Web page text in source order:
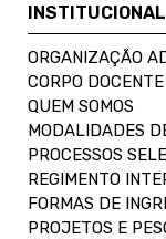
INSTITUCIONAL
ORGANIZAÇÃO
CORPO DOCENTE
QUEM SOMOS
MODALIDADES
PROCESSOS
REGIMENTO
FORMAS DE
PROJETOS E